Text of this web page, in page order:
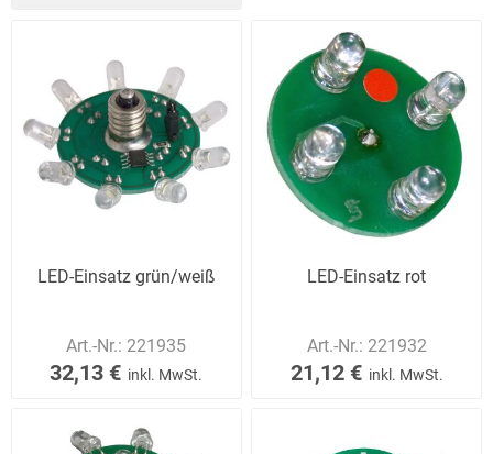
LED-Einsatz grün/weiß
Art.-Nr.: 221935
32,13 € inkl. MwSt.
LED-Einsatz rot
Art.-Nr.: 221932
21,12 € inkl. MwSt.